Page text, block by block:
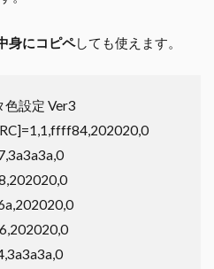
身にコピペしても使えます。
色設定 Ver3